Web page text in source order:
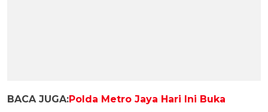
BACA JUGA:Polda Metro Jaya Hari Ini Buka